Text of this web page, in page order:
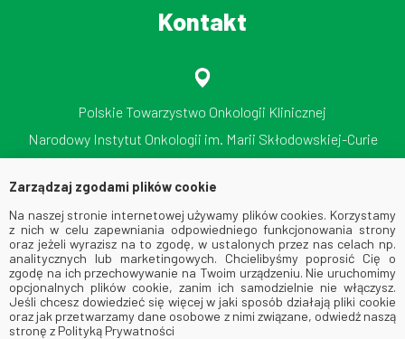
Kontakt
Polskie Towarzystwo Onkologii Klinicznej
Narodowy Instytut Onkologii im. Marii Skłodowskiej-Curie
ul. Roentgena 5, 02-781 Warszawa
tel./faks: 512 606 724
Zarządzaj zgodami plików cookie
Na naszej stronie internetowej używamy plików cookies. Korzystamy
z nich w celu zapewniania odpowiedniego funkcjonowania strony
oraz jeżeli wyrazisz na to zgodę, w ustalonych przez nas celach np.
analitycznych lub marketingowych. Chcielibyśmy poprosić Cię o
zgodę na ich przechowywanie na Twoim urządzeniu. Nie uruchomimy
opcjonalnych plików cookie, zanim ich samodzielnie nie włączysz.
Jeśli chcesz dowiedzieć się więcej w jaki sposób działają pliki cookie
oraz jak przetwarzamy dane osobowe z nimi związane, odwiedź naszą
stronę z Polityką Prywatności